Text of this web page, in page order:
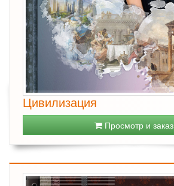
Цивилизация
Просмотр и заказ